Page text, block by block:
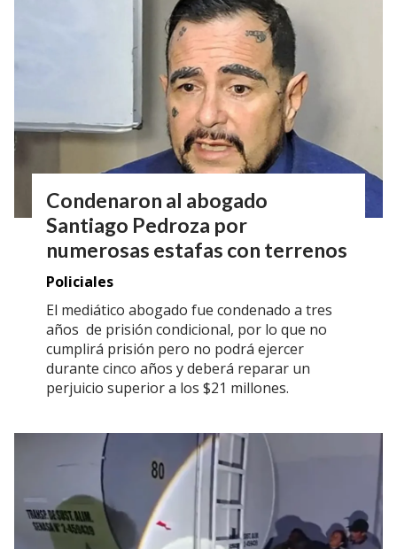
Condenaron al abogado
Santiago Pedroza por
numerosas estafas con terrenos
Policiales
El mediático abogado fue condenado a tres
años de prisión condicional, por lo que no
cumplirá prisión pero no podrá ejercer
durante cinco años y deberá reparar un
perjuicio superior a los $21 millones.